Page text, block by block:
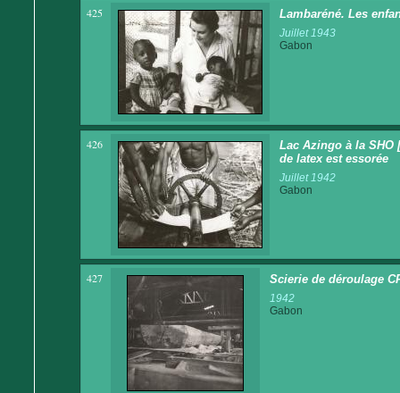
425 Lambaréné. Les
Juillet 1943
Gabon
426
Lac Azingo à la SHO
de latex est essorée
Juillet 1942
Gabon
427 Scierie de déroulage
1942
Gabon